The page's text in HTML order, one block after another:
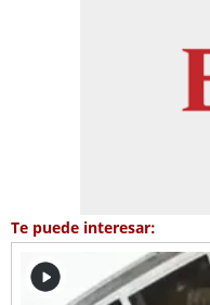
Te puede interesar: